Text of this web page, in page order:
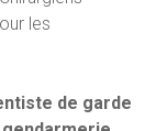
les
de garde